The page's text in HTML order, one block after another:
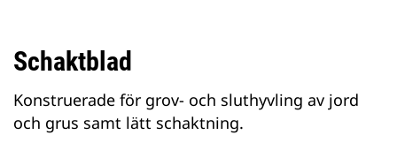
Schaktblad
Konstruerade för grov- och sluthyvling av jord
och grus samt lätt schaktning.